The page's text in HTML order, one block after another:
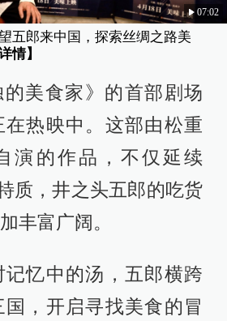
07:02
五郎来中国，探索丝绸之路美
情】
美食家》的首部剧场
热映中。这部由松重
演的作品，不仅延续
质，井之头五郎的吃货
丰富广阔。
记忆中的汤，五郎横跨
，开启寻找美食的冒